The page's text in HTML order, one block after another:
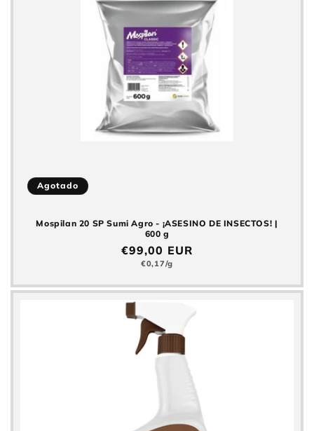
Agotado
Mospilan 20 SP Sumi Agro - ¡ASESINO DE INSECTOS! |
600 g
Precio
normal
€99,00 EUR
Precio
€0,17/g